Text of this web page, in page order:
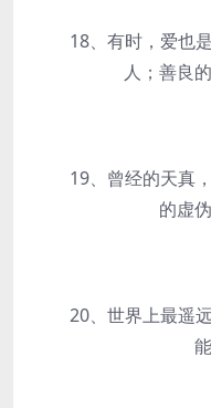
18、有时，爱也是
人；善良
19、曾经的天真，
的虚
20、世界上最遥远